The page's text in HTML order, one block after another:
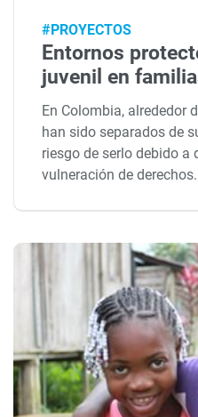
#PROYECTOS
Entornos
juvenil en
En Colombia, alrededor
han sido separados de
riesgo de serlo debido a
vulneración de derechos.